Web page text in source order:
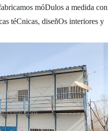
móDulos a medida con
téCnicas, diseñOs interiores y